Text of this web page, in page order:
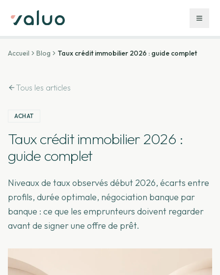
Accueil Blog Taux crédit immobilier 2026 : guide complet
Tous les articles
ACHAT
Taux crédit immobilier 2026 :
guide complet
Niveaux de taux observés début 2026, écarts entre
profils, durée optimale, négociation banque par
banque : ce que les emprunteurs doivent regarder
avant de signer une offre de prêt.